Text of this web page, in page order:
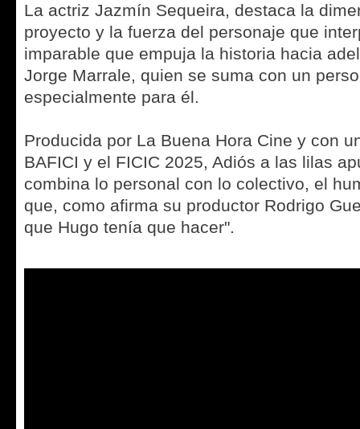
La actriz Jazmín Sequeira, destaca la
proyecto y la fuerza del personaje que
imparable que empuja la historia hacia
Jorge Marrale, quien se suma con un
especialmente para él.
Producida por La Buena Hora Cine y con
BAFICI y el FICIC 2025, Adiós a las lilas
combina lo personal con lo colectivo, el
que, como afirma su productor Rodrigo
que Hugo tenía que hacer".